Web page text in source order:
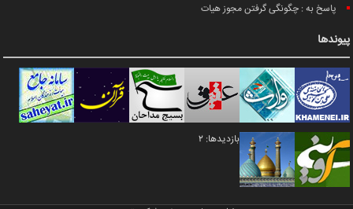
پاسخ به : چگونگی گرفتن مجوز هیات
پیوندها
بازدیدها: 2